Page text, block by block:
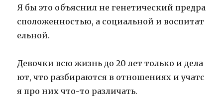
Я бы это объяснил не генетический предра
сположенностью, а социальной и воспитат
ельной.
Девочки всю жизнь до 20 лет только и дела
ют, что разбираются в отношениях и учатс
я про них что-то различать.